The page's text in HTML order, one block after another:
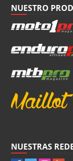
NUESTRO
NUESTRAS